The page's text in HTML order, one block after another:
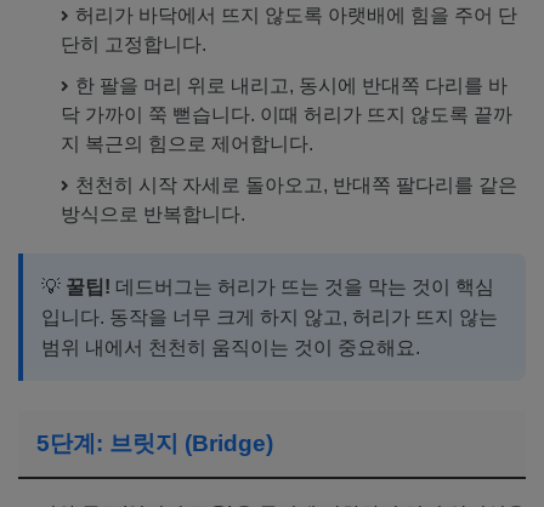
허리가 바닥에서 뜨지 않도록 아랫배에 힘을 주어 단
단히 고정합니다.
한 팔을 머리 위로 내리고, 동시에 반대쪽 다리를 바
닥 가까이 쭉 뻗습니다. 이때 허리가 뜨지 않도록 끝까
지 복근의 힘으로 제어합니다.
천천히 시작 자세로 돌아오고, 반대쪽 팔다리를 같은
방식으로 반복합니다.
💡 꿀팁! 데드버그는 허리가 뜨는 것을 막는 것이 핵심
입니다. 동작을 너무 크게 하지 않고, 허리가 뜨지 않는
범위 내에서 천천히 움직이는 것이 중요해요.
5단계: 브릿지 (Bridge)